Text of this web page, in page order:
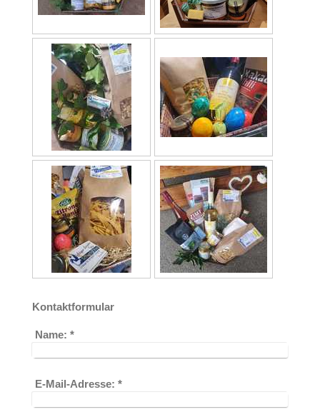
Kontaktformular
Name: *
E-Mail-Adresse: *